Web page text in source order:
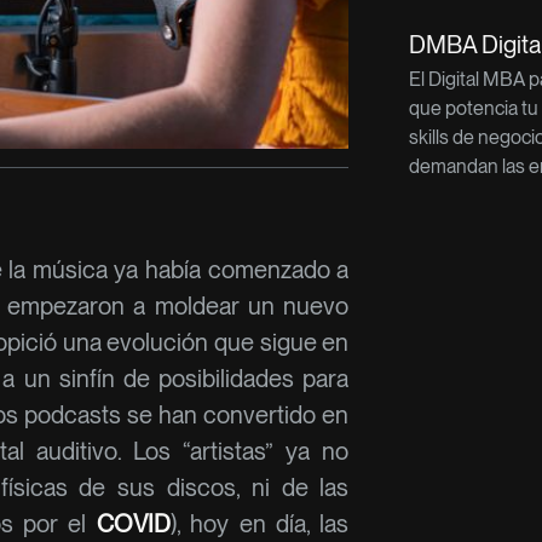
música ya había comenzado a
a moldear un nuevo
una evolución que sigue en
un sinfín de posibilidades para
podcasts se han convertido en
auditivo. Los “artistas” ya no
de sus discos, ni de las
por el COVID), hoy en día, las
DMBA
El Digital MBA
que potencia
skills de
demandan las